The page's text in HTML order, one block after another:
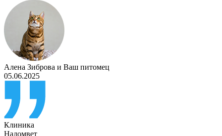
Алена Зиброва и Ваш питомец
05.06.2025
Клиника
Надомвет